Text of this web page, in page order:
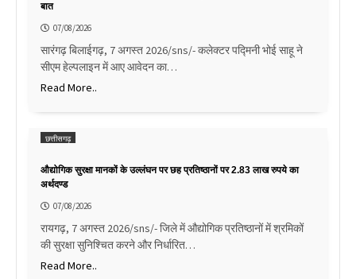
बात
07/08/2026
सारंगढ़ बिलाईगढ़, 7 अगस्त 2026/sns/- कलेक्टर पद्मिनी भोई साहू ने
सीएम हेल्पलाइन में आए आवेदन का…
Read More..
छत्तीसगढ़
औद्योगिक सुरक्षा मानकों के उल्लंघन पर छह प्रतिष्ठानों पर 2.83 लाख रुपये का
अर्थदण्ड
07/08/2026
रायगढ़, 7 अगस्त 2026/sns/- जिले में औद्योगिक प्रतिष्ठानों में श्रमिकों
की सुरक्षा सुनिश्चित करने और निर्धारित…
Read More..